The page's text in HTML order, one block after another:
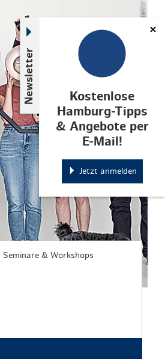
Newsletter
Kostenlose
Hamburg-Tipps
& Angebote per
E-Mail!
Jetzt anmelden
© LOFTACADEMY//
Seminare & Workshops